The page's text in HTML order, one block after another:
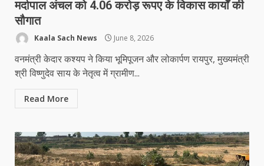
मर्दापाल अंचल को 4.06 करोड़ रूपए के विकास कार्यों की
सौगात
Kaala Sach News June 8, 2026
वनमंत्री केदार कश्यप ने किया भूमिपूजन और लोकार्पण रायपुर, मुख्यमंत्री
श्री विष्णुदेव साय के नेतृत्व में ग्रामीण...
Read More